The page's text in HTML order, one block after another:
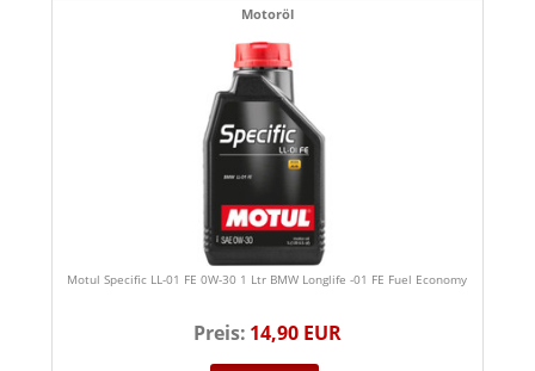
Motoröl
Motul Specific LL-01 FE 0W-30 1 Ltr BMW Longlife -01 FE Fuel Economy
Preis: 14,90 EUR